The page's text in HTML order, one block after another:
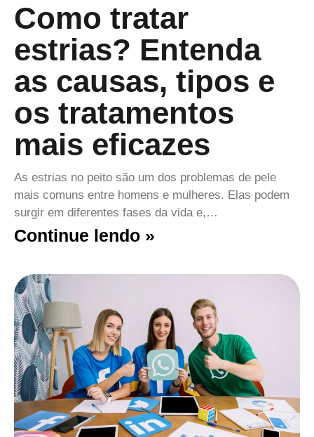
Como tratar
estrias? Entenda
as causas, tipos e
os tratamentos
mais eficazes
As estrias no peito são um dos problemas de pele
mais comuns entre homens e mulheres. Elas podem
surgir em diferentes fases da vida e,…
Continue lendo »